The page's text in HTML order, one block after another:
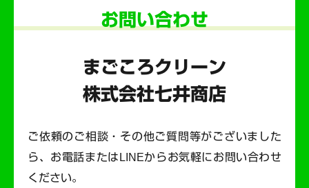
お問い合わせ
まごころクリーン
株式会社七井商店
ご依頼のご相談・その他ご質問等がございました
ら、お電話またはLINEからお気軽にお問い合わせ
ください。